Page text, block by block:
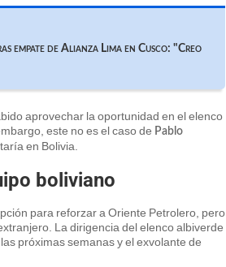
empate de Alianza Lima en Cusco: "Creo
aprovechar la oportunidad en el elenco
este no es el caso de Pablo
en Bolivia.
boliviano
para reforzar a Oriente Petrolero, pero
La dirigencia del elenco albiverde
próximas semanas y el exvolante de